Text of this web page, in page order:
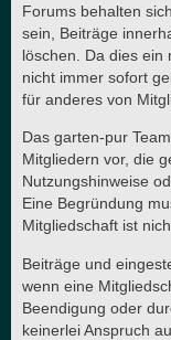
Forums behalten
sein, Beiträge
löschen. Da dies ein
nicht immer sofort
für anderes von
Das garten-pur
Mitgliedern vor, die
Nutzungshinweise
Eine Begründung
Mitgliedschaft ist
Beiträge und
wenn eine
Beendigung oder
keinerlei Anspruch